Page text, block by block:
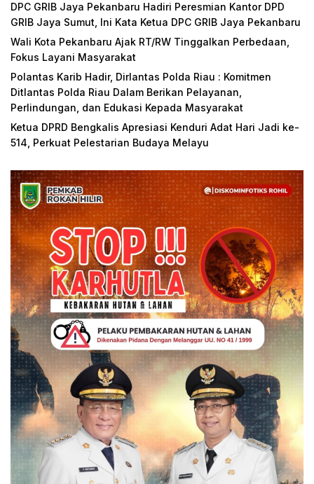
DPC GRIB Jaya Pekanbaru Hadiri Peresmian Kantor DPD
GRIB Jaya Sumut, Ini Kata Ketua DPC GRIB Jaya Pekanbaru
Wali Kota Pekanbaru Ajak RT/RW Tinggalkan Perbedaan,
Fokus Layani Masyarakat
Polantas Karib Hadir, Dirlantas Polda Riau : Komitmen
Ditlantas Polda Riau Dalam Berikan Pelayanan,
Perlindungan, dan Edukasi Kepada Masyarakat
Ketua DPRD Bengkalis Apresiasi Kenduri Adat Hari Jadi ke-
514, Perkuat Pelestarian Budaya Melayu